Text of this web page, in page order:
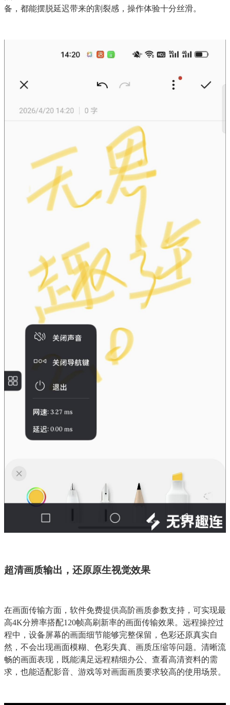
备，都能摆脱延迟带来的割裂感，操作体验十分丝滑。
超清画质输出，还原原生视觉效果
在画面传输方面，软件免费提供高阶画质参数支持，可实现最
高4K分辨率搭配120帧高刷新率的画面传输效果。远程操控过
程中，设备屏幕的画面细节能够完整保留，色彩还原真实自
然，不会出现画面模糊、色彩失真、画质压缩等问题。清晰流
畅的画面表现，既能满足远程精细办公、查看高清资料的需
求，也能适配影音、游戏等对画面画质要求较高的使用场景。